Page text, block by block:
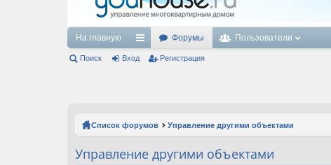
На главную
с
и
Форумы Пользователи
Поиск Вход Регистрация
Список форумов Управление другими объектами
Управление другими объектами